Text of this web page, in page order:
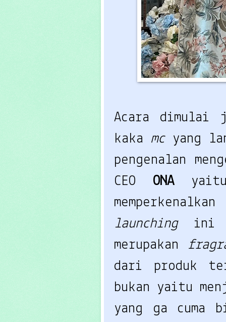
Acara dimulai
kaka mc yang
pengenalan
CEO ONA
launching
merupakan
dari produk
bukan yaitu
yang ga cuma